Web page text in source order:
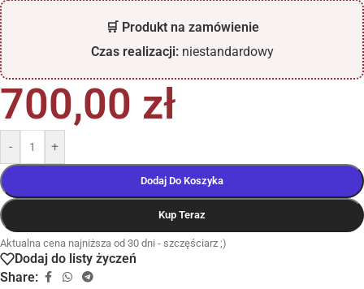
🛒 Produkt na zamówienie
Czas realizacji:niestandardowy
700,00 zł
- +
Dodaj Do Koszyka
Kup Teraz
Aktualna cena najniższa od 30 dni - szczęściarz ;)
Dodaj do listy życzeń
Share: